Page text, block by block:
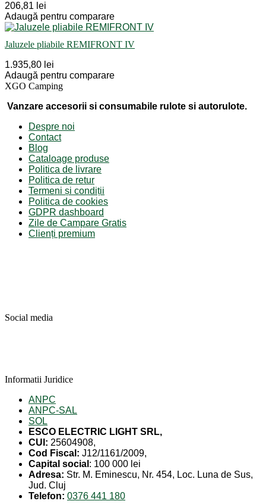
206,81 lei
Adaugă pentru comparare
Jaluzele pliabile REMIFRONT IV
1.935,80 lei
Adaugă pentru comparare
XGO Camping
Vanzare accesorii si consumabile rulote si autorulote.
Despre noi
Contact
Blog
Cataloage produse
Politica de livrare
Politica de retur
Termeni și condiții
Politica de cookies
GDPR dashboard
Zile de Campare Gratis
Clienți premium
Social media
Informatii Juridice
ANPC
ANPC-SAL
SOL
ESCO ELECTRIC LIGHT SRL,
CUI: 25604908,
Cod Fiscal: J12/1161/2009,
Capital social : 100 000 lei
Adresa: Str. M. Eminescu, Nr. 454, Loc. Luna de Sus,
Jud. Cluj
Telefon: 0376 441 180